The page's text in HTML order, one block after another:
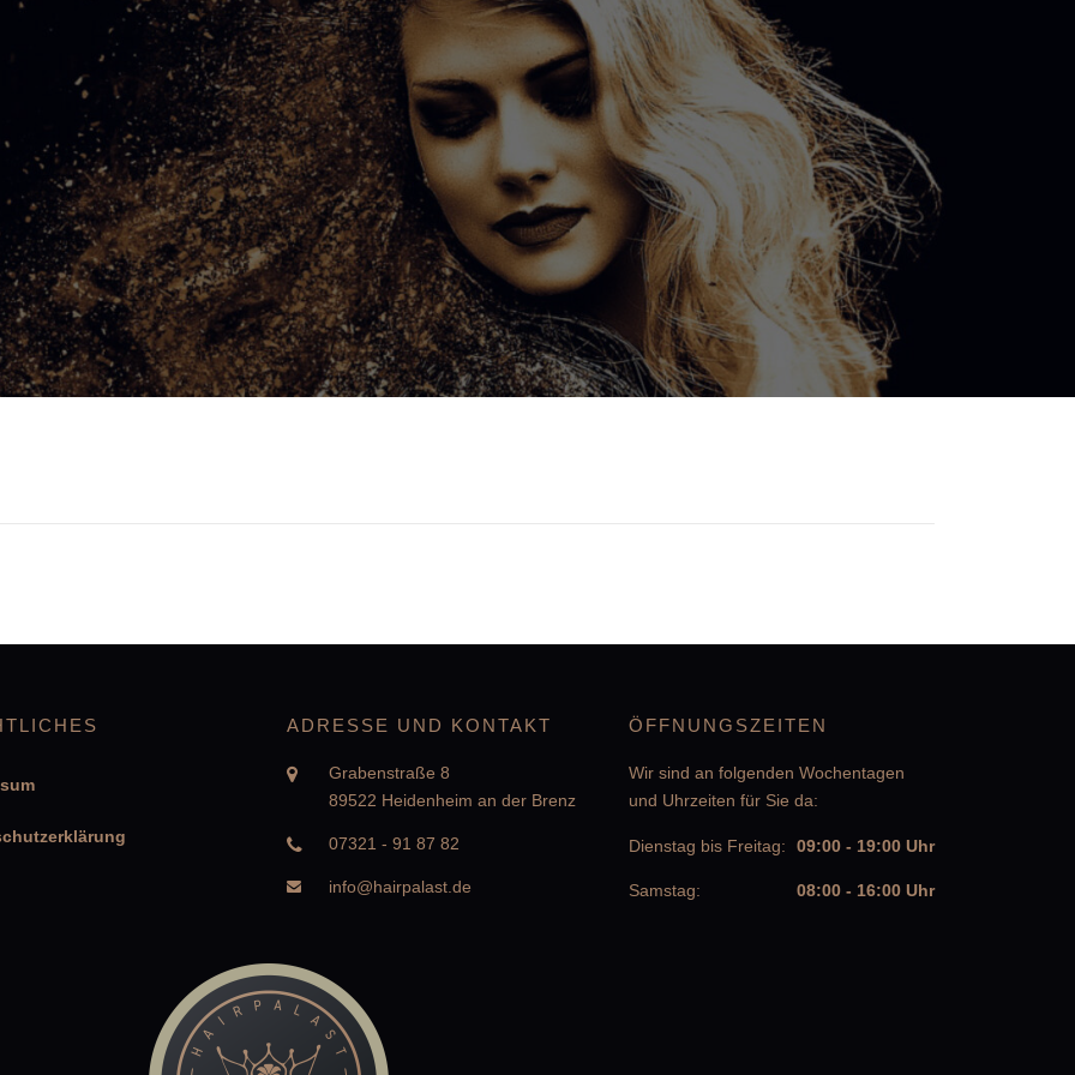
ADRESSE UND KONTAKT
Grabenstraße 8
89522 Heidenheim an der Brenz
07321 - 91 87 82
info@hairpalast.de
ÖFFNUNGSZEITEN
Wir sind an folgenden Wochentagen
und Uhrzeiten für Sie da:
Dienstag bis Freitag: 09:00 - 19:00 Uhr
Samstag: 08:00 - 16:00 Uhr